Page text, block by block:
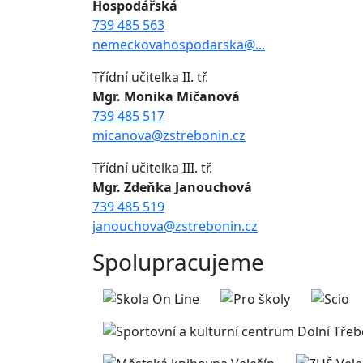
Hospodářská
739 485 563
nemeckovahospodarska@...
Třídní učitelka II. tř.
Mgr. Monika Mičanová
739 485 517
micanova@zstrebonin.cz
Třídní učitelka III. tř.
Mgr. Zdeňka Janouchová
739 485 519
janouchova@zstrebonin.cz
Spolupracujeme